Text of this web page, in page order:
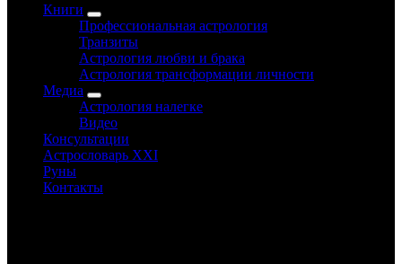
Книги
Профессиональная астрология
Транзиты
Астрология любви и брака
Астрология трансформации личности
Медиа
Астрология налегке
Видео
Консультации
Астрословарь XXI
Руны
Контакты